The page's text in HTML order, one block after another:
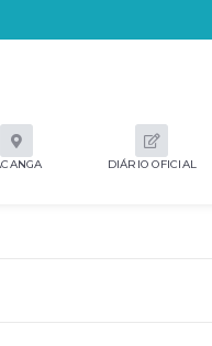
DIÁRIO OFICIAL